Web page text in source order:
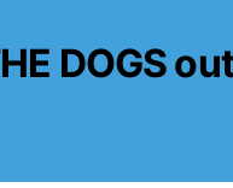
DOGS out